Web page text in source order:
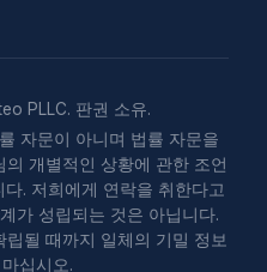
PLLC. 판권 소유.
자문이 아니며 법률 자문을
개별적인 상황에 관한 조언
. 저희에게 연락을 취한다고
가 성립되는 것은 아닙니다.
될 때까지 일체의 기밀 정보
십시오.